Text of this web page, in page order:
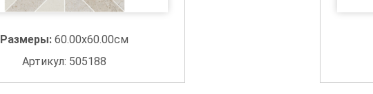
Размеры: 60.00x60.00см
Артикул: 505188